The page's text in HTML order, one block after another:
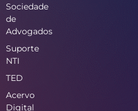
Sociedade
de
Advogados
Suporte
NTI
TED
Acervo
Digital